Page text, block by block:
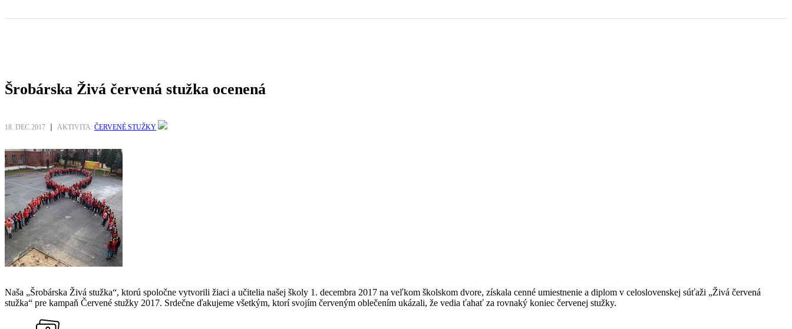
Šrobárska Živá červená stužka ocenená
18. DEC 2017 AKTIVITA: ČERVENÉ STUŽKY
Naša „Šrobárska Živá stužka“, ktorú spoločne vytvorili žiaci a učitelia našej školy 1. decembra 2017 na veľkom školskom dvore, získala cenné umiestnenie a diplom v celoslovenskej súťaži „Živá červená
stužka“ pre kampaň Červené stužky 2017. Srdečne ďakujeme všetkým, ktorí svojím červeným oblečením ukázali, že vedia ťahať za rovnaký koniec červenej stužky.